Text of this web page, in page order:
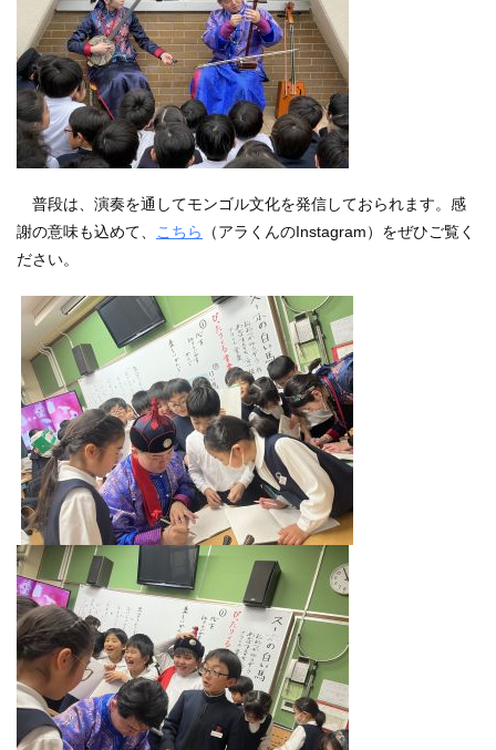
普段は、演奏を通してモンゴル文化を発信しておられます。感
謝の意味も込めて、 こちら
（アラくんのInstagram）をぜひご覧く
ださい。